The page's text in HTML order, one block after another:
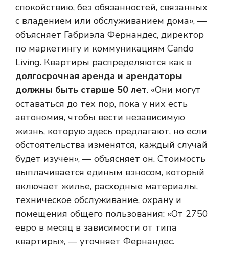
спокойствию, без обязанностей, связанных
с владением или обслуживанием дома», —
объясняет Габриэла Фернандес, директор
по маркетингу и коммуникациям Cando
Living. Квартиры распределяются как в
долгосрочная аренда и арендаторы
должны быть старше 50 лет. «Они могут
оставаться до тех пор, пока у них есть
автономия, чтобы вести независимую
жизнь, которую здесь предлагают, но если
обстоятельства изменятся, каждый случай
будет изучен», — объясняет он. Стоимость
выплачивается единым взносом, который
включает жилье, расходные материалы,
техническое обслуживание, охрану и
помещения общего пользования: «От 2750
евро в месяц в зависимости от типа
квартиры», — уточняет Фернандес.